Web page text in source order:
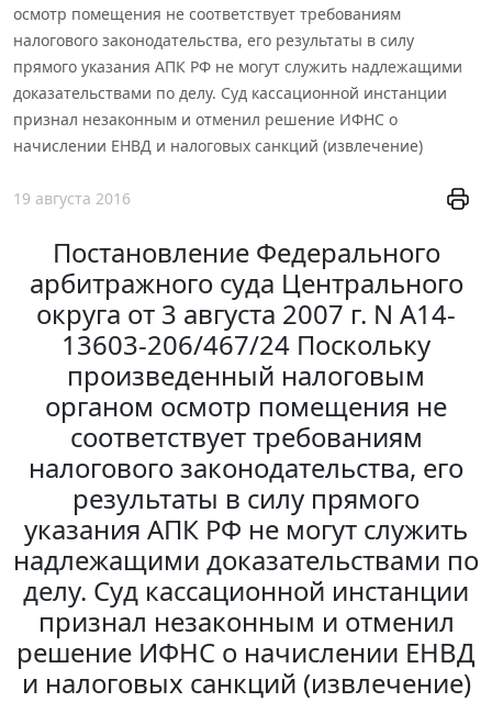
осмотр помещения не соответствует требованиям
налогового законодательства, его результаты в силу
прямого указания АПК РФ не могут служить надлежащими
доказательствами по делу. Суд кассационной инстанции
признал незаконным и отменил решение ИФНС о
начислении ЕНВД и налоговых санкций (извлечение)
19 августа 2016
Постановление Федерального
арбитражного суда Центрального
округа от 3 августа 2007 г. N А14-
13603-206/467/24 Поскольку
произведенный налоговым
органом осмотр помещения не
соответствует требованиям
налогового законодательства, его
результаты в силу прямого
указания АПК РФ не могут служить
надлежащими доказательствами по
делу. Суд кассационной инстанции
признал незаконным и отменил
решение ИФНС о начислении ЕНВД
и налоговых санкций (извлечение)